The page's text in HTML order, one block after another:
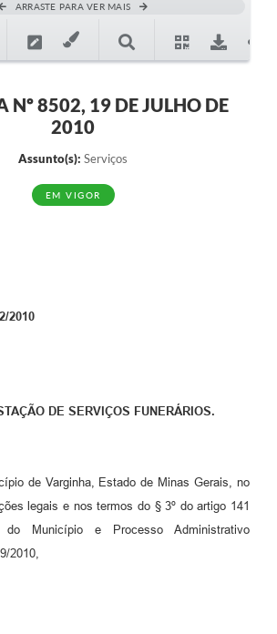
ARRASTE PARA VER MAIS
Nº 8502, 19 DE JULHO DE
2010
Assunto(s): Serviços
EM VIGOR
2010
DE SERVIÇOS FUNERÁRIOS.
de Varginha, Estado de Minas Gerais, no
legais e nos termos do § 3º do artigo 141
Município e Processo Administrativo
2010,